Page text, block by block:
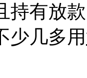
持有放
少几多用